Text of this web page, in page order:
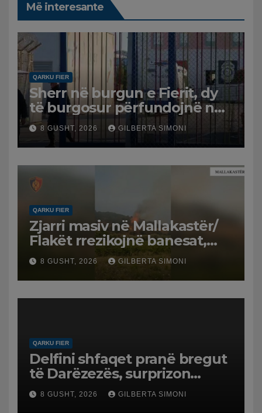
Më interesante
QARKU FIER
Sherr në burgun e Fierit, dy
të burgosur përfundojnë në
spital
8 GUSHT, 2026 GILBERTA SIMONI
QARKU FIER
Zjarri masiv në Mallakastër/
Flakët rrezikojnë banesat,
Policia evakuon disa familje
në Koilac
8 GUSHT, 2026 GILBERTA SIMONI
QARKU FIER
Delfini shfaqet pranë bregut
të Darëzezës, surprizon
pushuesit dhe banorët
8 GUSHT, 2026 GILBERTA SIMONI